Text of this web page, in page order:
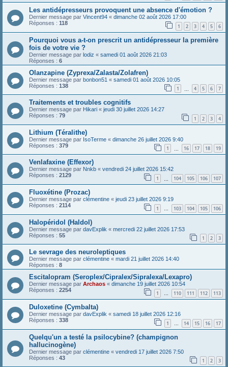
Les antidépresseurs provoquent une absence d'émotion ?
Dernier message par Vincent94 « dimanche 02 août 2026 17:00
Réponses : 118 1 2 3 4 5 6
Pourquoi vous a-t-on prescrit un antidépresseur la première
fois de votre vie ?
Dernier message par lodiz « samedi 01 août 2026 21:03
Réponses : 6
Olanzapine (Zyprexa/Zalasta/Zolafren)
Dernier message par bonbon51 « samedi 01 août 2026 10:05
Réponses : 138 1 4 5 6 7
Traitements et troubles cognitifs
Dernier message par Hikari « jeudi 30 juillet 2026 14:27
Réponses : 79 1 2 3 4
Lithium (Téralithe)
Dernier message par IsoTerme « dimanche 26 juillet 2026 9:40
Réponses : 379 1 16 17 18 19
Venlafaxine (Effexor)
Dernier message par Nnkb « vendredi 24 juillet 2026 15:42
Réponses : 2129 1 104 105 106 107
Fluoxétine (Prozac)
Dernier message par clémentine « jeudi 23 juillet 2026 9:19
Réponses : 2114 1 … 103 104 105 106
Halopéridol (Haldol)
Dernier message par davExplik « mercredi 22 juillet 2026 17:53
Réponses : 55 1 2 3
Le sevrage des neuroleptiques
Dernier message par clémentine « mardi 21 juillet 2026 14:40
Réponses : 8
Escitalopram (Seroplex/Cipralex/Sipralexa/Lexapro)
Dernier message par Archaos « dimanche 19 juillet 2026 10:54
Réponses : 2254 1 … 110 111 112 113
Duloxetine (Cymbalta)
Dernier message par davExplik « samedi 18 juillet 2026 12:16
Réponses : 338 1 … 14 15 16 17
Quelqu'un a testé la psilocybine? (champignon
hallucinogène)
Dernier message par clémentine « vendredi 17 juillet 2026 7:50
Réponses : 43 1 2 3